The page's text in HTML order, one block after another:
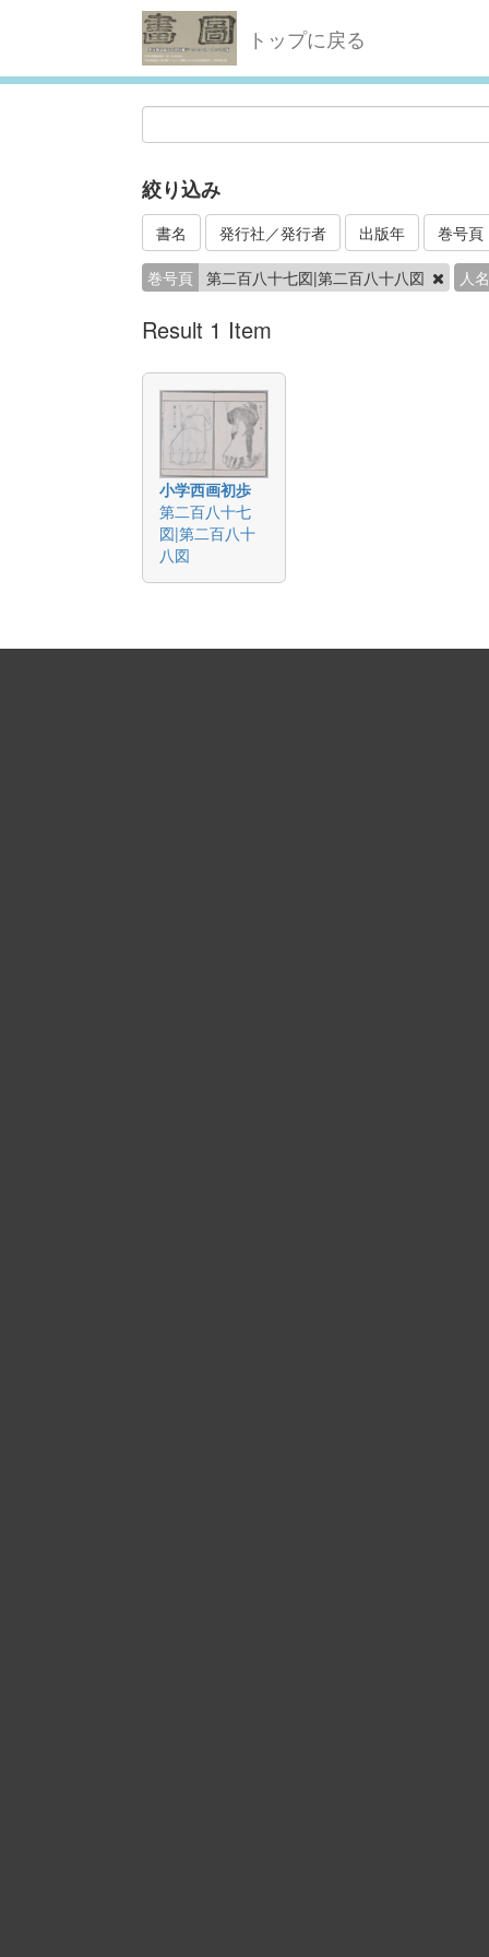
トップに戻る
絞り込み
書名 発行社／発行者 出版年 巻号頁
巻号頁 第二百八十七図|第二百八十八図 人
Result 1 Item
小学西画初歩
第二百八十七
図|第二百八十
八図